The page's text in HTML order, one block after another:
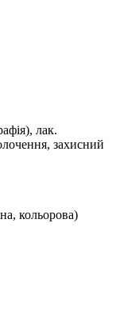
лак.
захисний
кольорова)